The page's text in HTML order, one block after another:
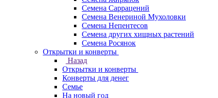
Семена Саррацений
Семена Венериной Мухоловки
Семена Непентесов
Семена других хищных растений
Семена Росянок
Открытки и конверты
Назад
Открытки и конверты
Конверты для денег
Семье
На новый год